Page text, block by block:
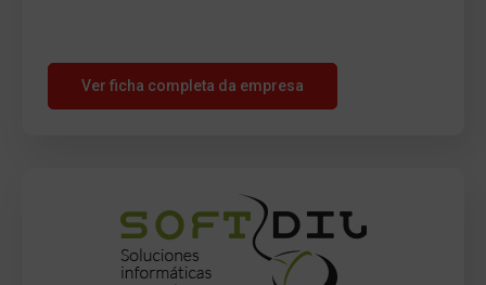
Ver ficha completa da empresa